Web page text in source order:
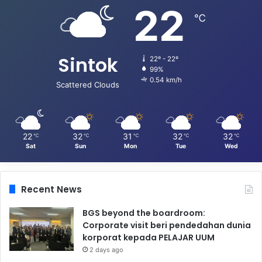
Sintok
Scattered Clouds
22 ℃
22º - 22º
99%
0.54 km/h
22 ℃
Sat
32 ℃
Sun
31 ℃
Mon
32 ℃
Tue
32 ℃
Wed
Recent News
BGS beyond the boardroom:
Corporate visit beri pendedahan dunia
korporat kepada PELAJAR UUM
2 days ago